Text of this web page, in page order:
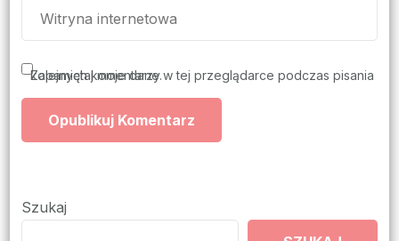
Zapamiętaj moje dane w tej przeglądarce podczas pisania kolejnych komentarzy.
Szukaj